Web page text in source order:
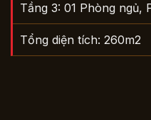
Tầng 3: 01 Phòng ngủ,
Tổng diện tích: 260m2